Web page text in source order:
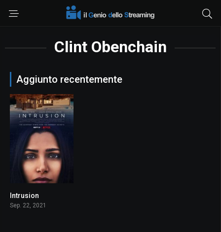
Clint Obenchain
Aggiunto recentemente
Intrusion
Sep. 22, 2021